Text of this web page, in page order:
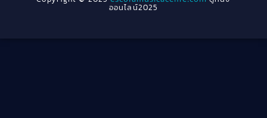
Cult Film(4)
1940
ออนไลน์2025